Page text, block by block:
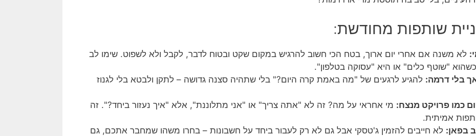
לא משנה אם אחרי יום ארוך, בטח הכי חשוב להרגיש במקום שקט ובטוח לדבר, לקבל ולא לשפוט. שימו לב
"שוטף כלים" או היא "עסוקה בטלפון".
בלי דרמה: להגיע לרגעים של "מה באמת קרה היום?" בלי שתהיה סצנה גדושה – לתקן ולבטא בלי לגנוז
כמו פרויקט מנצח: מי אחראי על מה? זה לא "אתה צריך" או "אני מתלוננת", אלא "איך נעזור ביחד?". זה
אמיתית.
בפאן: לא חייבים להזמין ג'טסקי אבל גם לא רק לעבור ביחד על חשבונות – בחרו משהו שמחבר אתכם, גם